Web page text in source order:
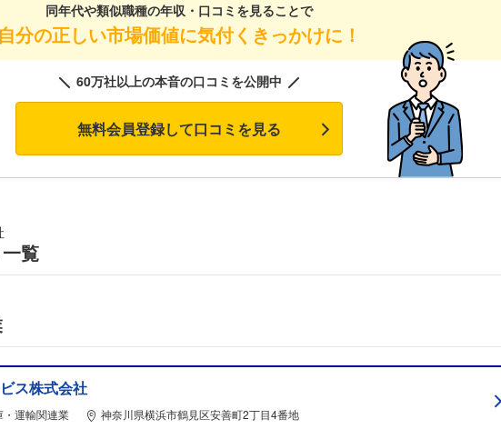
同年代や類似職種の年収・口コミを見ることで
自分の正しい市場価値に気付くきっかけに！
60万社以上の本音の口コミを公開中
無料会員登録して口コミを見る
覧
ス株式会社
・運輸関連業 神奈川県横浜市鶴見区安善町2丁目4番地